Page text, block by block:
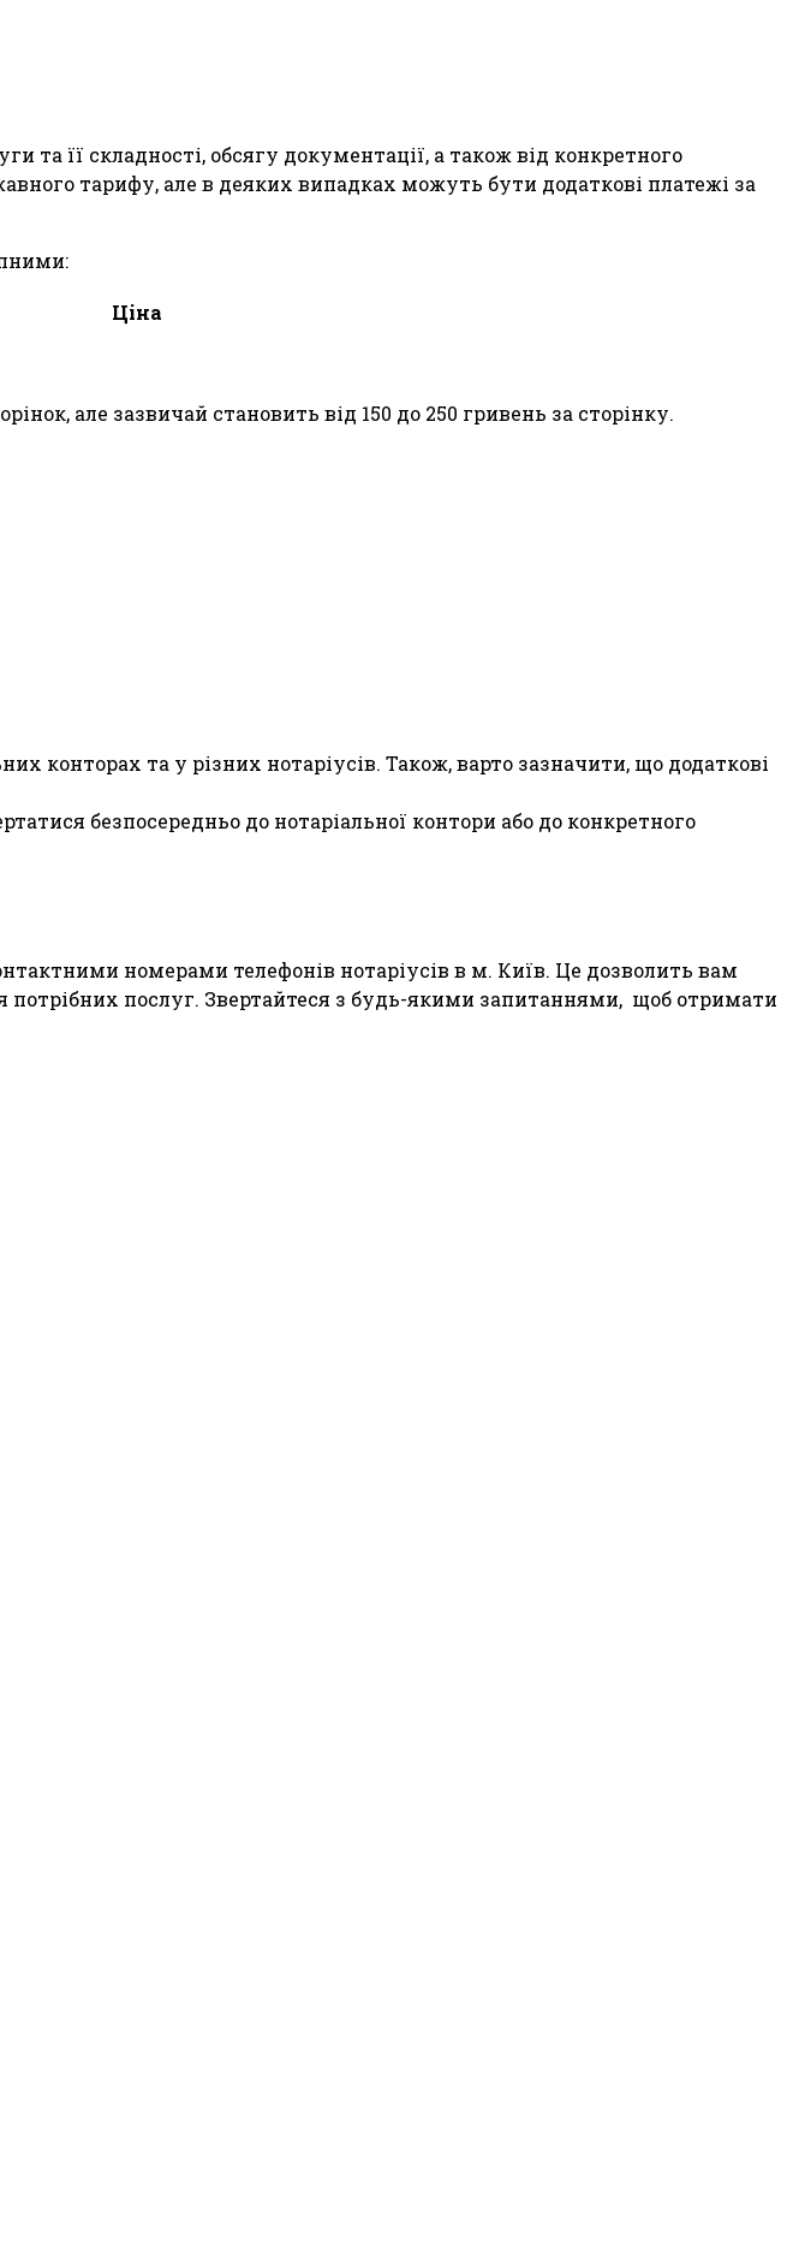
та її складності, обсягу документації, а також від конкретного
тарифу, але в деяких випадках можуть бути додаткові платежі за
Ціна
але зазвичай становить від 150 до 250 гривень за сторінку.
конторах та у різних нотаріусів. Також, варто зазначити, що додаткові
безпосередньо до нотаріальної контори або до конкретного
номерами телефонів нотаріусів в м. Київ. Це дозволить вам
потрібних послуг. Звертайтеся з будь-якими запитаннями, щоб отримати